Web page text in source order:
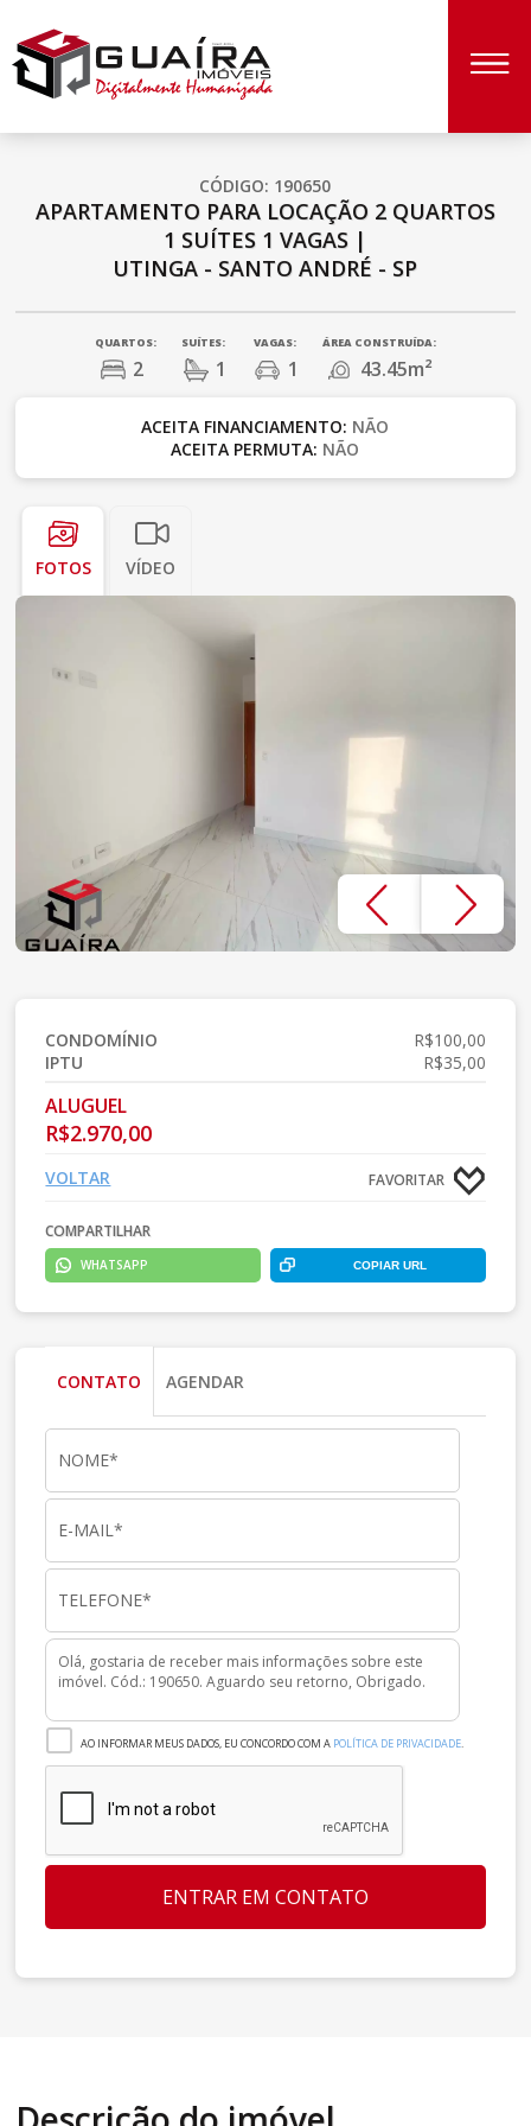
CÓDIGO: 190650
APARTAMENTO PARA LOCAÇÃO 2 QUARTOS
1 SUÍTES 1 VAGAS |
UTINGA - SANTO ANDRÉ - SP
QUARTOS:
2
SUÍTES:
1
VAGAS:
1
ÁREA CONSTRUÍDA:
43.45m²
ACEITA FINANCIAMENTO: NÃO
ACEITA PERMUTA: NÃO
FOTOS VÍDEO
CONDOMÍNIO
R$100,00
IPTU
R$35,00
ALUGUEL
R$2.970,00
FAVORITAR
VOLTAR
COMPARTILHAR
WHATSAPP COPIAR URL
CONTATO AGENDAR
AO INFORMAR MEUS DADOS, EU CONCORDO COM A POLÍTICA DE PRIVACIDADE.
ENTRAR EM CONTATO